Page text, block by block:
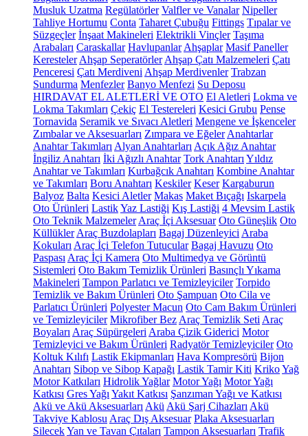
Musluk Uzatma Regülatörler Valfler ve Vanalar Nipeller
Tahliye Hortumu Conta Taharet Çubuğu Fittings Tıpalar ve
Süzgeçler İnşaat Makineleri Elektrikli Vinçler Taşıma
Arabaları Caraskallar Havlupanlar Ahşaplar Masif Paneller
Keresteler Ahşap Seperatörler Ahşap Çatı Malzemeleri Çatı
Penceresi Çatı Merdiveni Ahşap Merdivenler Trabzan
Sundurma Menfezler Banyo Menfezi Su Deposu
HIRDAVAT EL ALETLERİ VE OTO El Aletleri Lokma ve
Lokma Takımları Çekiç El Testereleri Kesici Grubu Pense
Tornavida Seramik ve Sıvacı Aletleri Mengene ve İşkenceler
Zımbalar ve Aksesuarları Zımpara ve Eğeler Anahtarlar
Anahtar Takımları Alyan Anahtarları Açık Ağız Anahtar
İngiliz Anahtarı İki Ağızlı Anahtar Tork Anahtarı Yıldız
Anahtar ve Takımları Kurbağcık Anahtarı Kombine Anahtar
ve Takımları Boru Anahtarı Keskiler Keser Kargaburun
Balyoz Balta Kesici Aletler Makas Maket Bıçağı Iskarpela
Oto Ürünleri LastikYaz Lastiği Kış Lastiği 4 Mevsim Lastik
Oto Teknik Malzemeler Araç İçi Aksesuar Oto Güneşlik Oto
Küllükler Araç Buzdolapları Bagaj Düzenleyici Araba
Kokuları Araç İçi Telefon Tutucular Bagaj Havuzu Oto
Paspası Araç İçi Kamera Oto Multimedya ve Görüntü
Sistemleri Oto Bakım Temizlik Ürünleri Basınçlı Yıkama
Makineleri Tampon Parlatıcı ve Temizleyiciler Torpido
Temizlik ve Bakım Ürünleri Oto Şampuan Oto Cila ve
Parlatıcı Ürünleri Polyester Macun Oto Cam Bakım Ürünleri
ve Temizleyiciler Mikrofiber Bez Araç Temizlik Seti Araç
Boyaları Araç Süpürgeleri Araba Çizik Giderici Motor
Temizleyici ve Bakım Ürünleri Radyatör Temizleyiciler Oto
Koltuk Kılıfı Lastik Ekipmanları Hava Kompresörü Bijon
Anahtarı Sibop ve Sibop Kapağı Lastik Tamir Kiti KrikoYağ
Motor Katkıları Hidrolik Yağlar Motor Yağı Motor Yağı
Katkısı Gres Yağı Yakıt Katkısı Şanzıman Yağı ve Katkısı
Akü ve Akü Aksesuarları Akü Akü Şarj Cihazları Akü
Takviye Kablosu Araç Dış Aksesuar Plaka Aksesuarları
SilecekYan ve Tavan Çıtaları Tampon Aksesuarları Trafik